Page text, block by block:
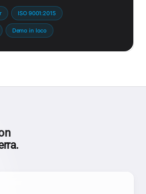
ISO 9001:2015
Demo in loco